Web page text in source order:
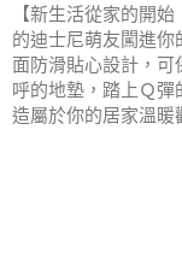
【新生活從家的開
的迪士尼萌友闖進
面防滑貼心設計，
呼的地墊，踏上Ｑ彈
造屬於你的居家溫暖